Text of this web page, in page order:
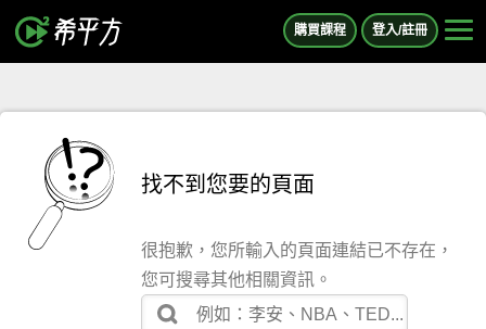
購買課程 登入/註冊
找不到您要的頁面
很抱歉，您所輸入的頁面連結已不存在，
您可搜尋其他相關資訊。